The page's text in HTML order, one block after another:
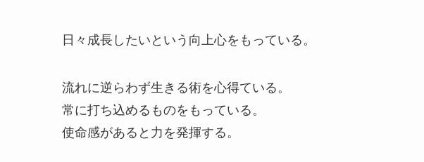
日々成長したいという向上心をもっている。
流れに逆らわず生きる術を心得ている。
常に打ち込めるものをもっている。
使命感があると力を発揮する。